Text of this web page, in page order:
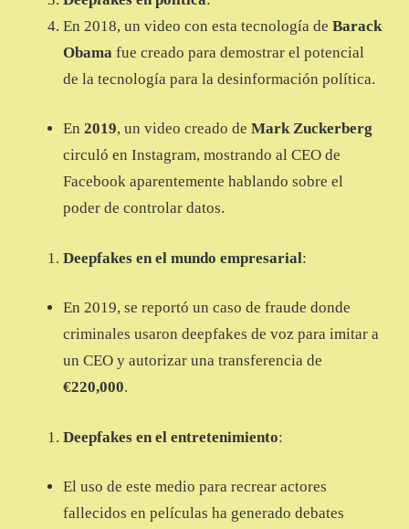
En 2018, un video con esta tecnología de Barack
Obama fue creado para demostrar el potencial
de la tecnología para la desinformación política.
En 2019, un video creado de Mark Zuckerberg
circuló en Instagram, mostrando al CEO de
Facebook aparentemente hablando sobre el
poder de controlar datos.
Deepfakes en el mundo empresarial:
En 2019, se reportó un caso de fraude donde
criminales usaron deepfakes de voz para imitar a
un CEO y autorizar una transferencia de
€220,000.
Deepfakes en el entretenimiento:
El uso de este medio para recrear actores
fallecidos en películas ha generado debates